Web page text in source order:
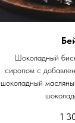
Шоколадный
сиропом с
шоколадный
1